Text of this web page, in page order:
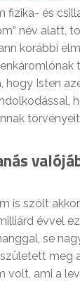
fizika- és
név alatt,
korábbi
hogy Isten
is szólt
évvel
se
meg
volt, ami a